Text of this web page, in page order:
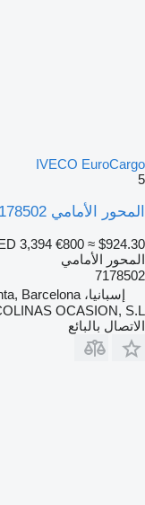
IVECO EuroCargo
5
المحور الأمامي 7178502 لـ الشاحنات IVECO EuroCargo
3,394 €800 ≈ $924.30
المحور الأمامي
7178502
إسبانيا، Sant Pere Molanta, Barcelona
OCASION, S.L.
الاتصال بالبائع